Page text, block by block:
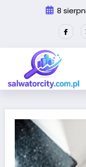
8